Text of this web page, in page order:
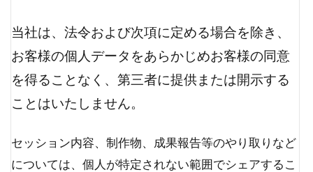
当社は、法令および次項に定める場合を除き、
お客様の個人データをあらかじめお客様の同意
を得ることなく、第三者に提供または開示する
ことはいたしません。
セッション内容、制作物、成果報告等のやり取りなど
については、個人が特定されない範囲でシェアするこ